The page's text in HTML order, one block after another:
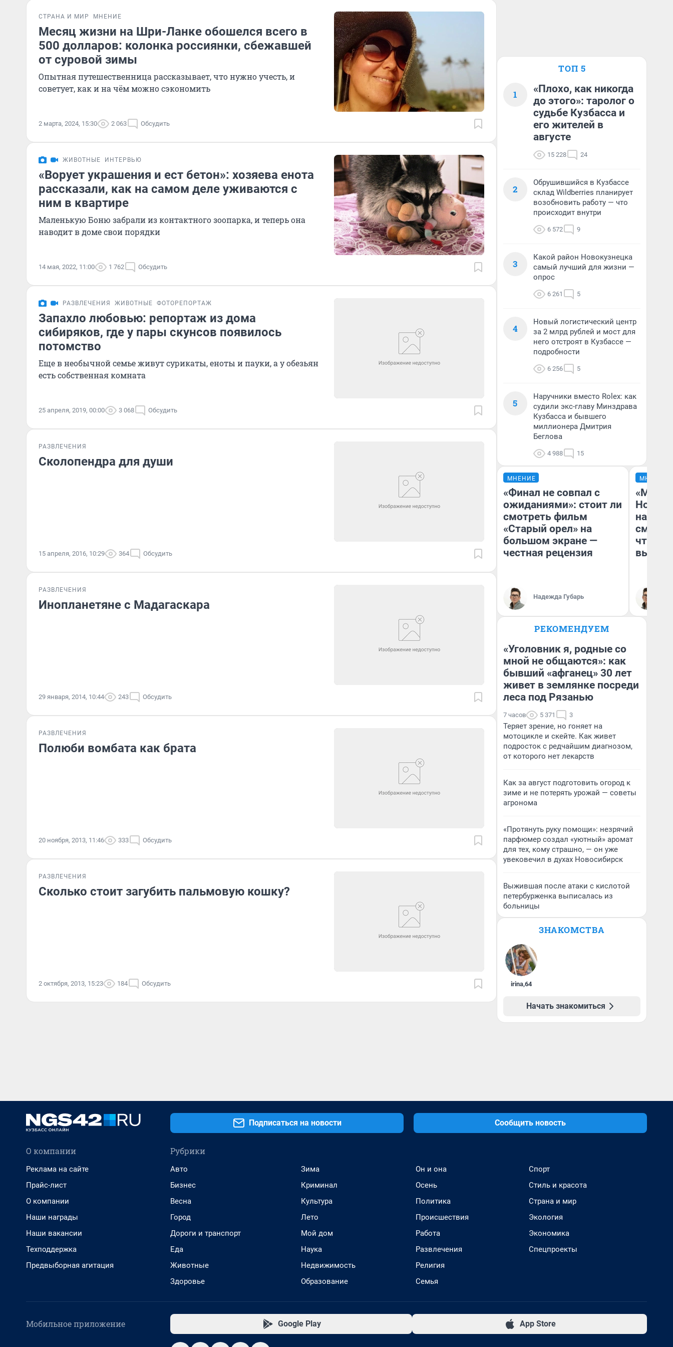
СТРАНА И МИР МНЕНИЕ
Месяц жизни на Шри-Ланке обошелся всего в
500 долларов: колонка россиянки, сбежавшей
от суровой зимы
Опытная путешественница рассказывает, что нужно учесть, и
советует, как и на чём можно сэкономить
2 марта, 2024, 15:30 2 063 Обсудить
ЖИВОТНЫЕ ИНТЕРВЬЮ
«Ворует украшения и ест бетон»: хозяева енота
рассказали, как на самом деле уживаются с
ним в квартире
Маленькую Боню забрали из контактного зоопарка, и теперь она
наводит в доме свои порядки
14 мая, 2022, 11:00 1 762 Обсудить
РАЗВЛЕЧЕНИЯ ЖИВОТНЫЕ ФОТОРЕПОРТАЖ
Запахло любовью: репортаж из дома
сибиряков, где у пары скунсов появилось
потомство
Еще в необычной семье живут сурикаты, еноты и пауки, а у обезьян
есть собственная комната
25 апреля, 2019, 00:00 3 068 Обсудить
РАЗВЛЕЧЕНИЯ
Сколопендра для души
15 апреля, 2016, 10:29 364 Обсудить
РАЗВЛЕЧЕНИЯ
Инопланетяне с Мадагаскара
29 января, 2014, 10:44 243 Обсудить
РАЗВЛЕЧЕНИЯ
Полюби вомбата как брата
20 ноября, 2013, 11:46 333 Обсудить
РАЗВЛЕЧЕНИЯ
Сколько стоит загубить пальмовую кошку?
2 октября, 2013, 15:23 184 Обсудить
ТОП 5
1
«Плохо, как никогда
до этого»: таролог о
судьбе Кузбасса и
его жителей в
августе
15 228 24
2
Обрушившийся в Кузбассе
склад Wildberries планирует
возобновить работу — что
происходит внутри
6 572 9
3
Какой район Новокузнецка
самый лучший для жизни —
опрос
6 261 5
4
Новый логистический центр
за 2 млрд рублей и мост для
него отстроят в Кузбассе —
подробности
6 256 5
5
Наручники вместо Rolex: как
судили экс-главу Минздрава
Кузбасса и бывшего
миллионера Дмитрия
Беглова
4 988 15
МНЕНИЕ
«Финал не совпал с
ожиданиями»: стоит ли
смотреть фильм
«Старый орел» на
большом экране —
честная рецензия
Надежда Губарь
МНЕНИЕ
«Мы
чтобы
РЕКОМЕНДУЕМ
«Уголовник я, родные со
мной не общаются»: как
бывший «афганец» 30 лет
живет в землянке посреди
леса под Рязанью
7 часов 5 371 3
Теряет зрение, но гоняет на
мотоцикле и скейте. Как живет
подросток с редчайшим диагнозом,
от которого нет лекарств
Как за август подготовить огород к
зиме и не потерять урожай — советы
агронома
«Протянуть руку помощи»: незрячий
парфюмер создал «уютный» аромат
для тех, кому страшно, — он уже
увековечил в духах Новосибирск
Выжившая после атаки с кислотой
петербурженка выписалась из
больницы
ЗНАКОМСТВА
irina,64
Начать знакомиться
Подписаться на новости Сообщить новость
О компании
Реклама на сайте
Прайс-лист
О компании
Наши награды
Наши вакансии
Техподдержка
Предвыборная агитация
Рубрики
Авто
Бизнес
Весна
Город
Дороги и транспорт
Еда
Животные
Здоровье
Зима
Криминал
Культура
Лето
Мой дом
Наука
Недвижимость
Образование
Он и она
Осень
Политика
Происшествия
Работа
Развлечения
Религия
Семья
Спорт
Стиль и красота
Страна и мир
Экология
Экономика
Спецпроекты
Мобильное приложение Google Play App Store